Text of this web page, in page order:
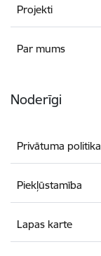
Projekti
Par mums
Noderīgi
Privātuma politika
Piekļūstamība
Lapas karte